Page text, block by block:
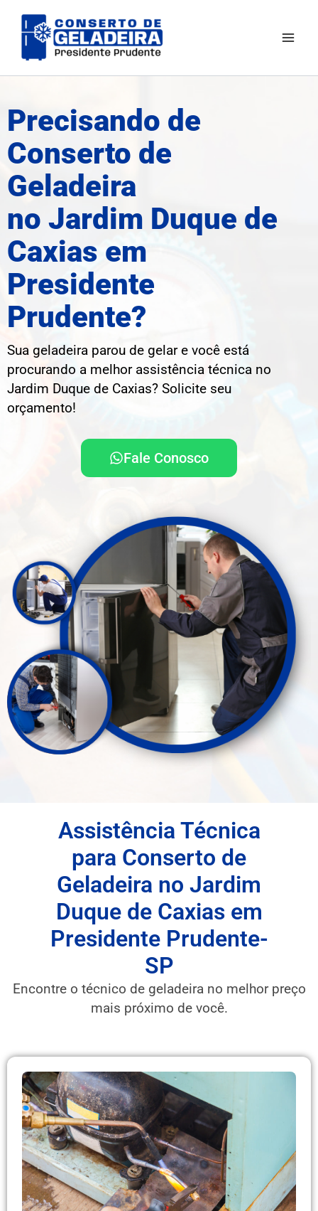
para
Precisando de
Conserto de
Geladeira
no Jardim Duque de
Caxias em
Presidente
Prudente?
Sua geladeira parou de gelar e você está
procurando a melhor assistência técnica no
Jardim Duque de Caxias? Solicite seu
orçamento!
Fale Conosco
Assistência Técnica
para Conserto de
Geladeira no Jardim
Duque de Caxias em
Presidente Prudente-
SP
Encontre o técnico de geladeira no melhor preço
mais próximo de você.